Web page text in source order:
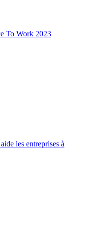
To Work 2023
les entreprises à